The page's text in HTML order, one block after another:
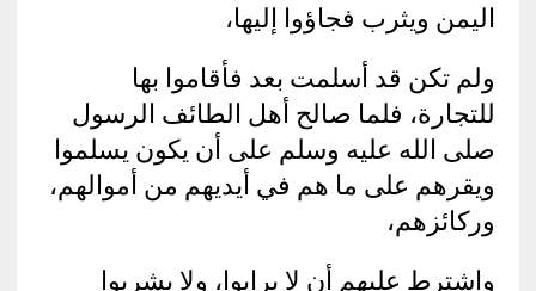
اليمن ويثرب فجاؤوا إليها،
ولم تكن قد أسلمت بعد فأقاموا بها
للتجارة، فلما صالح أهل الطائف الرسول
صلى الله عليه وسلم على أن يكون يسلموا
ويقرهم على ما هم في أيديهم من أموالهم،
وركائزهم،
واشترط عليهم أن لا يرابوا، ولا يشربوا